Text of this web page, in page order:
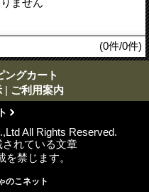
(0件/0件)
ングカート
| ご利用案内
All Rights Reserved.
されている文章
禁じます。
のこネット